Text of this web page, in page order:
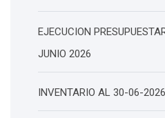
EJECUCION
JUNIO 2026
INVENTARIO AL 30-06-2026